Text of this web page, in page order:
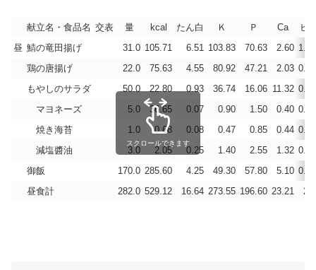
献立名・食品名 交表 量 kcal たん白 Ｋ Ｐ Ca
ビD
昼 鯖の竜田揚げ 31.0 105.71 6.51 103.83 70.63 2.60 1.58
鶏の唐揚げ
22.0 75.63 4.55 80.92 47.21 2.03 0.10
もやしのサラダ
50.0 22.80 0.93 36.74 16.06 11.32 0.19
マヨネーズ
5.0 36.65 0.07 0.90 1.50 0.40 0.30
焼き海苔
1.0 0.68 0.08 0.47 0.85 0.44 0.02
減塩醬油
3.0 2.05 0.25 1.40 2.55 1.32 0.05
御飯
170.0 285.60 4.25 49.30 57.80 5.10 0.00
昼食計
282.0 529.12 16.64 273.55 196.60 23.21 2.2
スクロールできます